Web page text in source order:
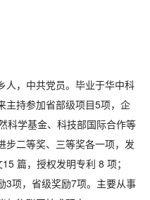
人，中共党员。毕业于华中科
主持参加省部级项目5项，企
科学基金、科技部国际合作等
步二等奖、三等奖各一项，发
篇，授权发明专利 8 项；
3项，省级奖励7项。主要从事